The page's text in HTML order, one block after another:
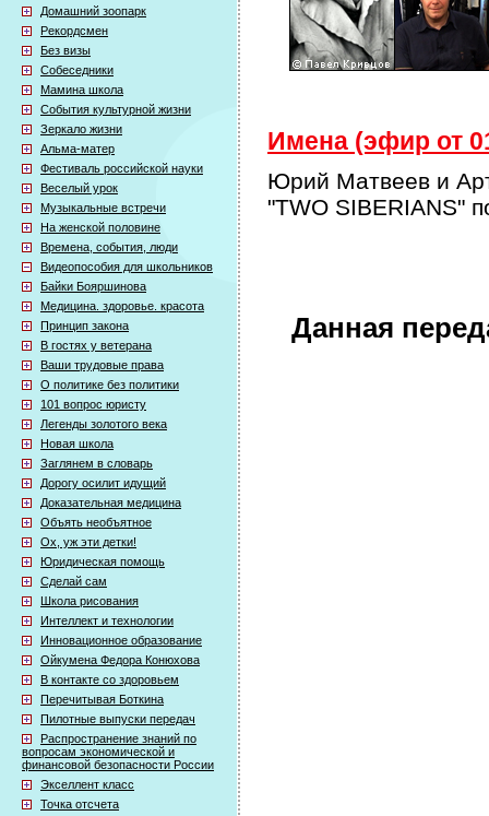
Домашний зоопарк
Рекордсмен
Без визы
Собеседники
Мамина школа
События культурной жизни
Зеркало жизни
Альма-матер
Фестиваль российской науки
Веселый урок
Музыкальные встречи
На женской половине
Времена, события, люди
Видеопособия для школьников
Байки Бояршинова
Медицина. здоровье. красота
Принцип закона
В гостях у ветерана
Ваши трудовые права
О политике без политики
101 вопрос юристу
Легенды золотого века
Новая школа
Заглянем в словарь
Дорогу осилит идущий
Доказательная медицина
Объять необъятное
Ох, уж эти детки!
Юридическая помощь
Сделай сам
Школа рисования
Интеллект и технологии
Инновационное образование
Ойкумена Федора Конюхова
В контакте со здоровьем
Перечитывая Боткина
Пилотные выпуски передач
Распространение знаний по
вопросам экономической и
финансовой безопасности России
Экселлент класс
Точка отсчета
Имена (эфир от
Юрий Матвеев и
"TWO SIBERIANS"
Данная